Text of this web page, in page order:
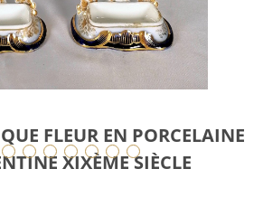
FLEUR EN PORCELAINE
XIXÈME SIÈCLE